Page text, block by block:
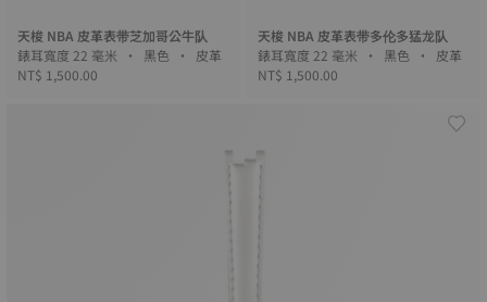
天梭 NBA 皮革表带芝加哥公牛队
錶耳寬度 22 毫米 • 黑色 • 皮革
NT$ 1,500.00
天梭 NBA 皮革表带多伦多猛龙队
錶耳寬度 22 毫米 • 黑色 • 皮革
NT$ 1,500.00